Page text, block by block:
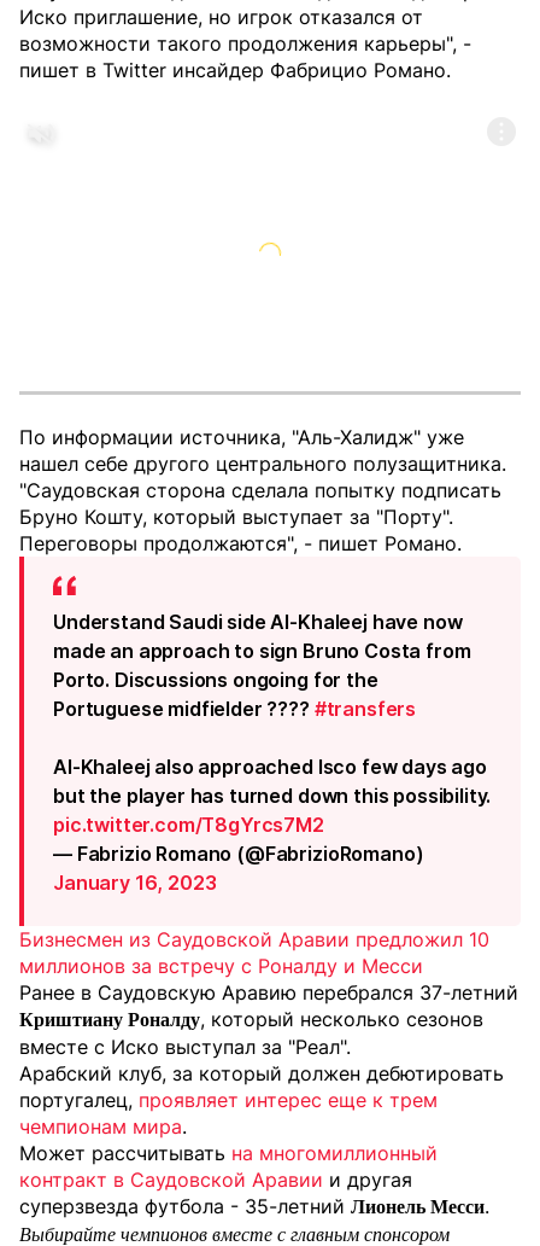
Иско приглашение, но игрок отказался от
возможности такого продолжения карьеры", -
пишет в Twitter инсайдер Фабрицио Романо.
По информации источника, "Аль-Халидж" уже
нашел себе другого центрального полузащитника.
"Саудовская сторона сделала попытку подписать
Бруно Кошту, который выступает за "Порту".
Переговоры продолжаются", - пишет Романо.
Understand Saudi side Al-Khaleej have now
made an approach to sign Bruno Costa from
Porto. Discussions ongoing for the
Portuguese midfielder ???? #transfers
Al-Khaleej also approached Isco few days ago
but the player has turned down this possibility.
pic.twitter.com/T8gYrcs7M2
— Fabrizio Romano (@FabrizioRomano)
January 16, 2023
Бизнесмен из Саудовской Аравии предложил 10
миллионов за встречу с Роналду и Месси
Ранее в Саудовскую Аравию перебрался 37-летний
Криштиану Роналду, который несколько сезонов
вместе с Иско выступал за "Реал".
Арабский клуб, за который должен дебютировать
португалец, проявляет интерес еще к трем
чемпионам мира.
Может рассчитывать на многомиллионный
контракт в Саудовской Аравии и другая
суперзвезда футбола - 35-летний Лионель Месси.
Выбирайте чемпионов вместе с главным спонсором